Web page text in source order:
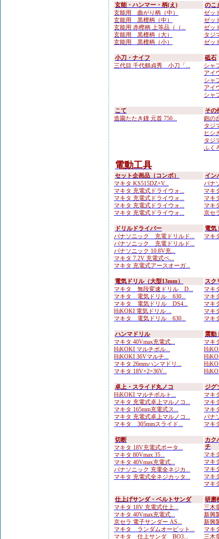
玄能・ハンマー・柄(え)
玄能用 曲がり柄（中）
玄能用 黒檀柄（中）
玄能用 赤樫柄 上等品（（...
玄能用 黒檀柄（大）
玄能用 黒檀柄（小）
のこ
ゼッ
ゼッ
ゼッ
タジ
ゼッ
小刀・ナイフ
三代目 千代鶴貞秀 小刀「...
砥石
シャ
アイ
シャ
アイ
シャ
こて
造園たたき鏝 元首 750...
その
鉋の
タジ
ヒシ
タジ
ふく
電動工具
セット企画品（コンボ）
マキタ KS515DZ+V...
マキタ 充電式ドライウォ...
マキタ 充電式ドライウォ...
マキタ 充電式ドライウォ...
マキタ 充電式ドライウォ...
イン
パナ
マキ
マキ
マキ
京セ
ドリルドライバー
パナソニック 充電ドリルド...
パナソニック 充電ドリルド...
パナソニック 10.8V充...
マキタ 7.2V 充電式ペ...
マキタ 充電式アースオーガ...
電気
マキ
電気ドリル（大型13mm）
マキタ 無段変速ドリル D...
マキタ 電気ドリル 630...
マキタ 電気ドリル DS4...
HiKOKI 電気ドリル ...
マキタ 電気ドリル 630...
スク
マキ
マキ
マキ
マキ
マキ
ハンマドリル
マキタ 40Vmax充電式...
HiKOKI マルチボル...
HiKOKI 36Vマルチ...
マキタ 26mmハンマドリ...
マキタ 18V×2=36V...
震動
マキ
卓上・スライド丸ノコ
HiKOKI マルチボルト...
マキタ 充電式卓上マルノコ...
マキタ 165mm充電式ス...
マキタ 充電式卓上マルノコ...
マキタ 305mmスライド...
ジグ
マキ
マキ
マキ
パナ
マキ
切断
マキタ 18V充電式ポータ...
マキタ 80Vmax 35...
マキタ 40Vmax充電式...
パナソニック 充電全ネジカ...
マキタ 充電式全ネジカッタ...
カク
チ
マキ
マキ
マキ
マキ
マキ
仕上げサンダ・ベルトサンダ
マキタ 18V 充電式仕上...
マキタ 40Vmax充電式...
京セラ 電子サンダー AS...
マキタ ランダムオービット...
マキタ 仕上サンダ BO3...
研磨
三木
新興
新興
マキ
三木